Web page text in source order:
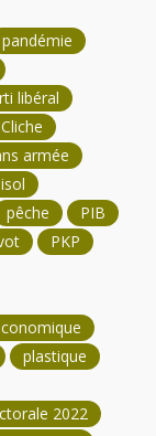
pandémie
libéral
armée
pêche
PIB
PKP
plastique
2022